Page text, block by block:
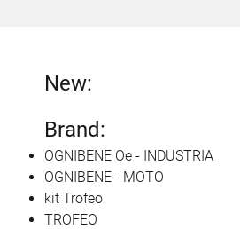
New:
Brand:
OGNIBENE Oe - INDUSTRIA
OGNIBENE - MOTO
kit Trofeo
TROFEO